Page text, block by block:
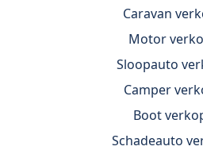
Caravan
Motor
Sloopauto
Camper
Boot
Schadeauto